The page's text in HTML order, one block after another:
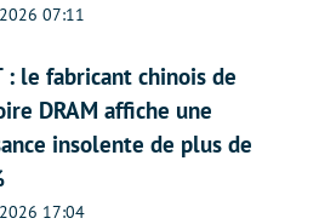
07:11
: le fabricant chinois de
DRAM affiche une
insolente de plus de
17:04